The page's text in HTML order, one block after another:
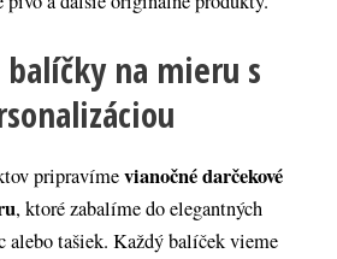
balíčky na mieru s
pripravímevianočné darčekové
, ktoré zabalíme do elegantných
alebo tašiek. Každý balíček vieme